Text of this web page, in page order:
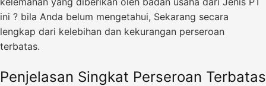
ini ? bila Anda belum mengetahui, Sekarang secara
lengkap dari kelebihan dan kekurangan perseroan
terbatas.
Penjelasan Singkat Perseroan Terbatas